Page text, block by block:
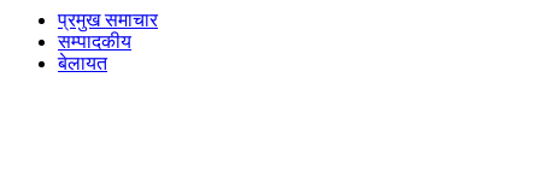
प्रमुख समाचार
सम्पादकीय
बेलायत